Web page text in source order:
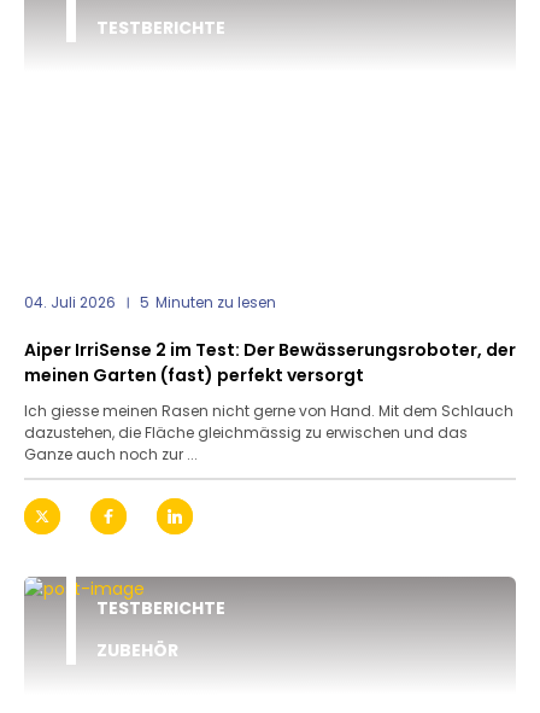
TESTBERICHTE
04. Juli 2026 5 Minuten zu lesen
Aiper IrriSense 2 im Test: Der Bewässerungsroboter, der
meinen Garten (fast) perfekt versorgt
Ich giesse meinen Rasen nicht gerne von Hand. Mit dem Schlauch
dazustehen, die Fläche gleichmässig zu erwischen und das
Ganze auch noch zur ...
TESTBERICHTE
ZUBEHÖR